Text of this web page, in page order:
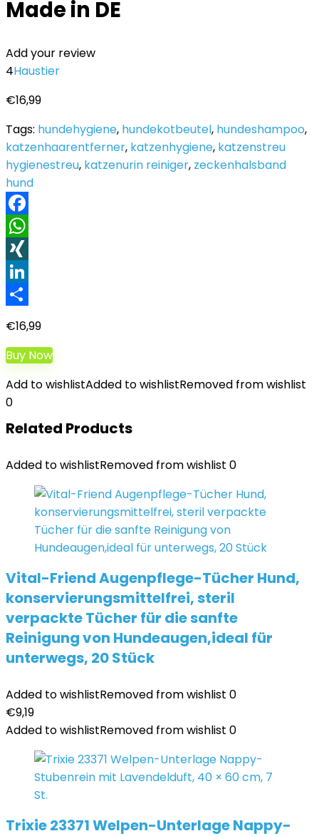
Made in DE
Add your review
4Haustier
€16,99
Tags: hundehygiene, hundekotbeutel, hundeshampoo,
katzenhaarentferner, katzenhygiene, katzenstreu
hygienestreu, katzenurin reiniger, zeckenhalsband
hund
Facebook
WhatsApp
XING
LinkedIn
€16,99
Buy Now
Add to wishlistAdded to wishlistRemoved from wishlist
0
Related Products
Added to wishlistRemoved from wishlist 0
Vital-Friend Augenpflege-Tücher Hund,
konservierungsmittelfrei, steril
verpackte Tücher für die sanfte
Reinigung von Hundeaugen,ideal für
unterwegs, 20 Stück
Added to wishlistRemoved from wishlist 0
€9,19
Added to wishlistRemoved from wishlist 0
Trixie 23371 Welpen-Unterlage Nappy-